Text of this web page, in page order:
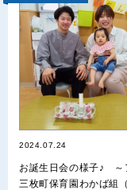
2024.07.24
お誕生日会の様子♪ ～
三枚町保育園わかば組